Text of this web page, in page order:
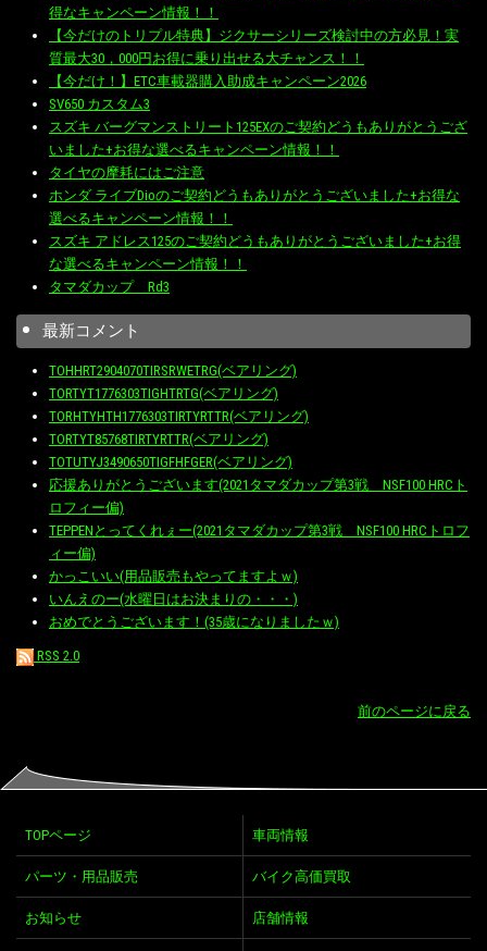
得なキャンペーン情報！！
【今だけのトリプル特典】ジクサーシリーズ検討中の方必見！実
質最大30，000円お得に乗り出せる大チャンス！！
【今だけ！】ETC車載器購入助成キャンペーン2026
SV650 カスタム3
スズキ バーグマンストリート125EXのご契約どうもありがとうござ
いました+お得な選べるキャンペーン情報！！
タイヤの摩耗にはご注意
ホンダ ライブDioのご契約どうもありがとうございました+お得な
選べるキャンペーン情報！！
スズキ アドレス125のご契約どうもありがとうございました+お得
な選べるキャンペーン情報！！
タマダカップ Rd3
最新コメント
TOHHRT2904070TIRSRWETRG(ベアリング)
TORTYT1776303TIGHTRTG(ベアリング)
TORHTYHTH1776303TIRTYRTTR(ベアリング)
TORTYT85768TIRTYRTTR(ベアリング)
TOTUTYJ3490650TIGFHFGER(ベアリング)
応援ありがとうございます(2021タマダカップ第3戦 NSF100 HRCト
ロフィー偏)
TEPPENとってくれぇー(2021タマダカップ第3戦 NSF100 HRCトロフ
ィー偏)
かっこいい(用品販売もやってますよｗ)
いんえのー(水曜日はお決まりの・・・)
おめでとうございます！(35歳になりましたｗ)
RSS 2.0
前のページに戻る
TOPページ 車両情報
パーツ・用品販売 バイク高価買取
お知らせ 店舗情報